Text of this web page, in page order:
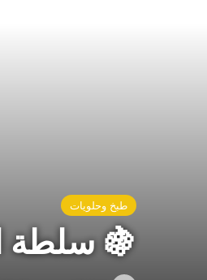
طبخ وحلويات
🍇 سلطة